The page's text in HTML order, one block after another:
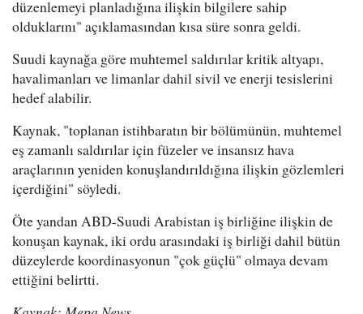
düzenlemeyi planladığına ilişkin bilgilere sahip
olduklarını" açıklamasından kısa süre sonra geldi.
Suudi kaynağa göre muhtemel saldırılar kritik altyapı,
havalimanları ve limanlar dahil sivil ve enerji tesislerini
hedef alabilir.
Kaynak, "toplanan istihbaratın bir bölümünün, muhtemel
eş zamanlı saldırılar için füzeler ve insansız hava
araçlarının yeniden konuşlandırıldığına ilişkin gözlemleri
içerdiğini" söyledi.
Öte yandan ABD-Suudi Arabistan iş birliğine ilişkin de
konuşan kaynak, iki ordu arasındaki iş birliği dahil bütün
düzeylerde koordinasyonun "çok güçlü" olmaya devam
ettiğini belirtti.